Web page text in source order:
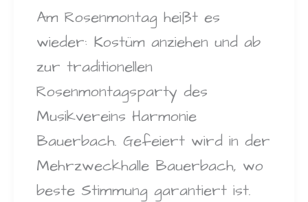
Am Rosenmontag heißt es
wieder: Kostüm anziehen und ab
zur traditionellen
Rosenmontagsparty des
Musikvereins Harmonie
Bauerbach. Gefeiert wird in der
Mehrzweckhalle Bauerbach, wo
beste Stimmung garantiert ist.